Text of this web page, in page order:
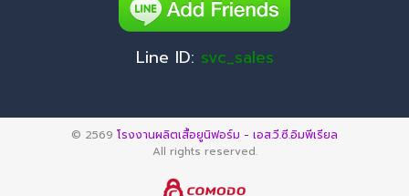
Line ID: svc_sales
© 2569 โรงงานผลิตเสื้อยูนิฟอร์ม - เอส.วี.ซี.อิมพีเรียล
All rights reserved.